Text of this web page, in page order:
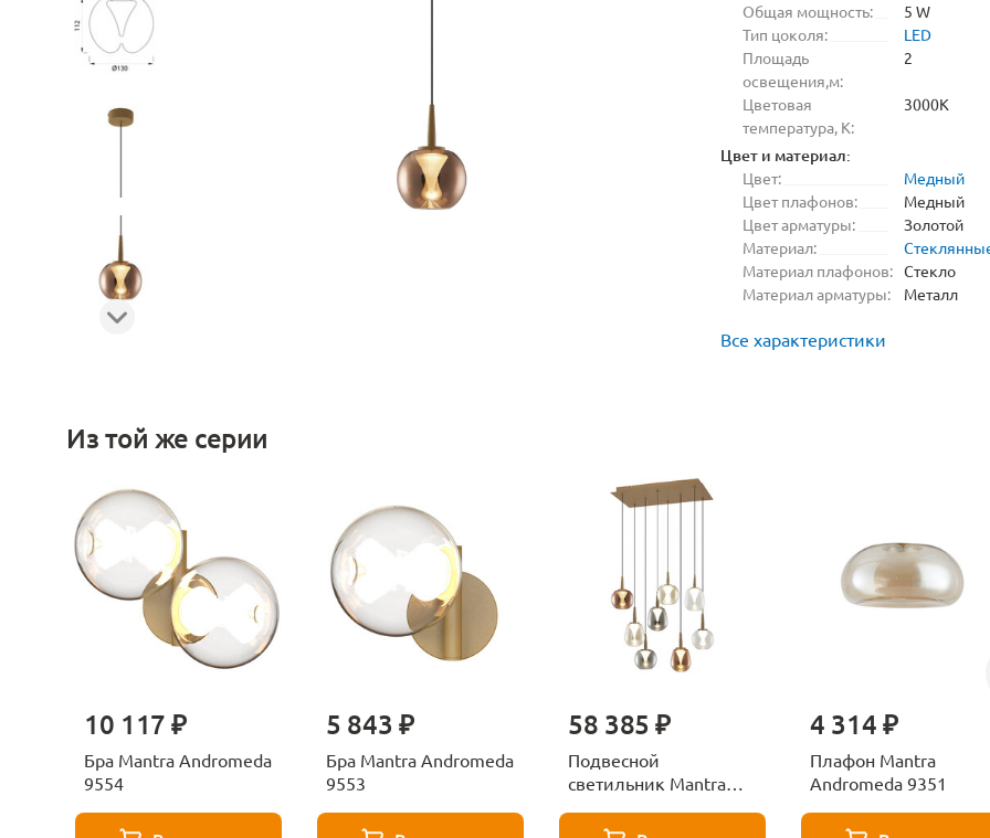
Общая мощность:
5 W
Тип цоколя:
LED
Площадь
освещения,м:
2
Цветовая
температура, K:
3000K
Цвет и материал:
Цвет:
Медный
Цвет плафонов:
Медный
Цвет арматуры:
Золотой
Материал:
Материал плафонов: Стекло
Материал арматуры:
Металл
Все характеристики
Из той же серии
10 117 ₽
Бра Mantra Andromeda
9554
5 843 ₽
Бра Mantra Andromeda
9553
58 385 ₽
Подвесной
светильник Mantra
4 314 ₽
Плафон Mantra
Andromeda 9351